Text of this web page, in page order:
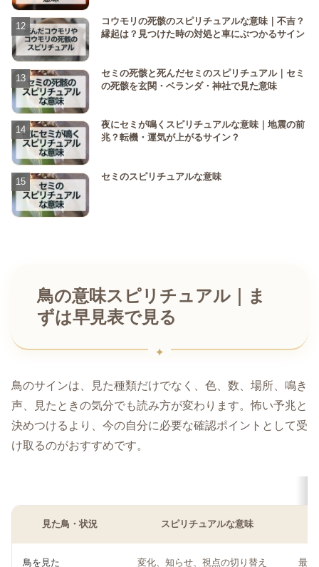
コウモリの死骸のスピリチュアルな意味｜不吉？
縁起は？見つけた時の対処と車にぶつかるサイン
セミの死骸と死んだセミのスピリチュアル｜セミ
の死骸を玄関・ベランダ・神社で見た意味
夜にセミが鳴くスピリチュアルな意味｜地震の前
兆？転機・運気が上がるサイン？
セミのスピリチュアルな意味
鳥の意味スピリチュアル｜ま
ずは早見表で見る
鳥のサインは、見た種類だけでなく、色、数、場所、鳴き
声、見たときの気分でも読み方が変わります。怖い予兆と
決めつけるより、今の自分に必要な確認ポイントとして受
け取るのがおすすめです。
見た鳥・状況 スピリチュアルな意味
鳥を見た 変化、知らせ、視点の切り替え 最